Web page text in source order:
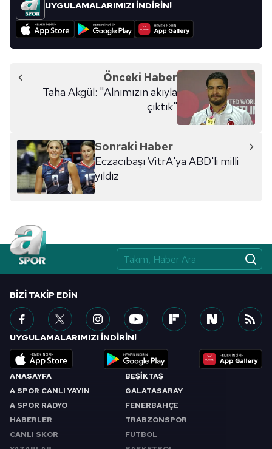
6698 sayılı Kişisel Verilerin Korunması Kanunu uyarınca
hazırlanmış Aydınlatma Metnimizi okumak ve sitemizde
ilgili mevzuata uygun olarak kullanılan çerezlerle ilgili bilgi
almak için lütfentıklayınız.
UYGULAMALARIMIZI İNDİRİN!
Önceki Haber
Taha Akgül: "Alnımızın akıyla
çıktık"
Sonraki Haber
Eczacıbaşı VitrA'ya ABD'li milli
yıldız
ANASAYFA
A SPOR CANLI YAYIN
A SPOR RADYO
HABERLER
CANLI SKOR
BEŞİKTAŞ
GALATASARAY
FENERBAHÇE
TRABZONSPOR
FUTBOL
BIZI TAKIP EDIN
UYGULAMALARIMIZI İNDİRİN!